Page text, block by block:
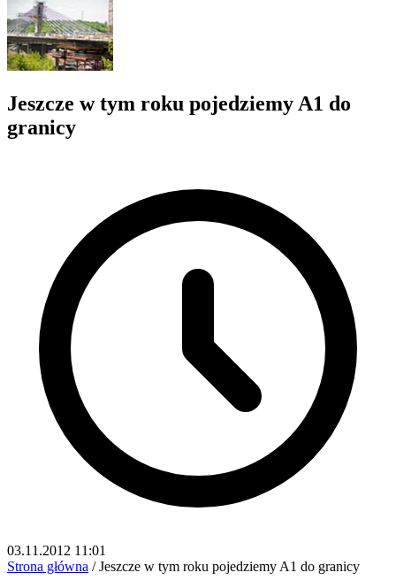
Jeszcze w tym roku pojedziemy A1 do
granicy
03.11.2012 11:01
Strona główna / Jeszcze w tym roku pojedziemy A1 do granicy